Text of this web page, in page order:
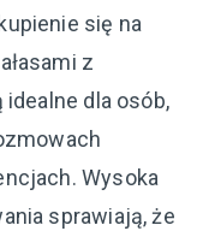
się na
z
idealne dla osób,
Wysoka
sprawiają, że